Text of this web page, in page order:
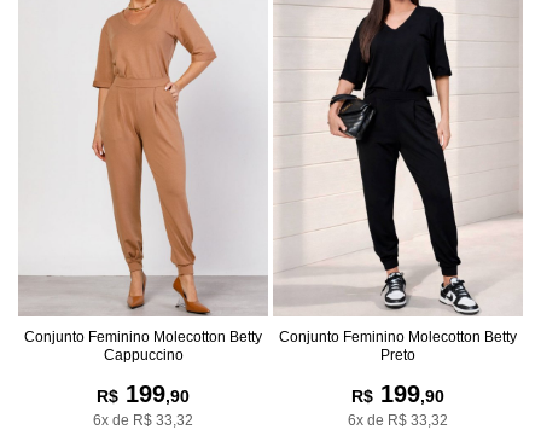
Conjunto Feminino Molecotton Betty
Cappuccino
R$ 199,90
6x de R$ 33,32
Conjunto Feminino Molecotton Betty
Preto
R$ 199,90
6x de R$ 33,32